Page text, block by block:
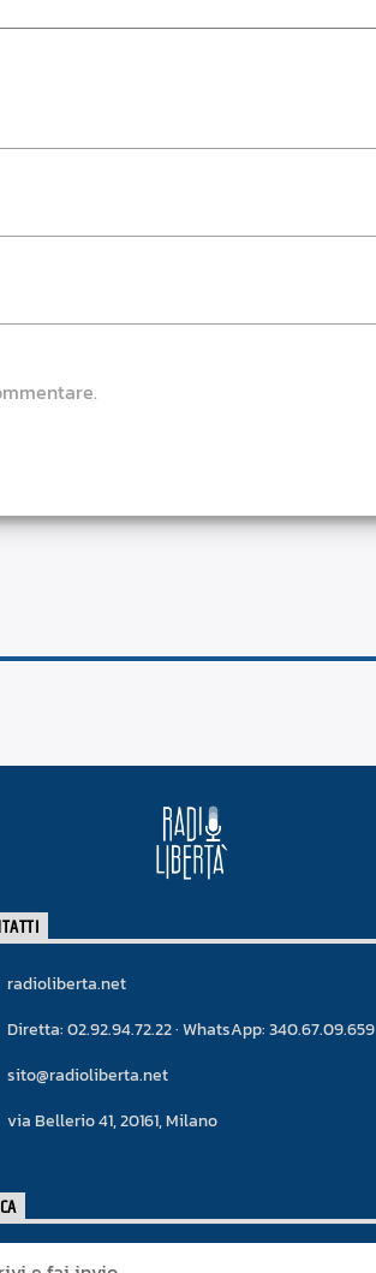
radioliberta.net
Diretta: 02.92.94.72.22 · WhatsApp: 340.67.09.659
sito@radioliberta.net
via Bellerio 41, 20161, Milano